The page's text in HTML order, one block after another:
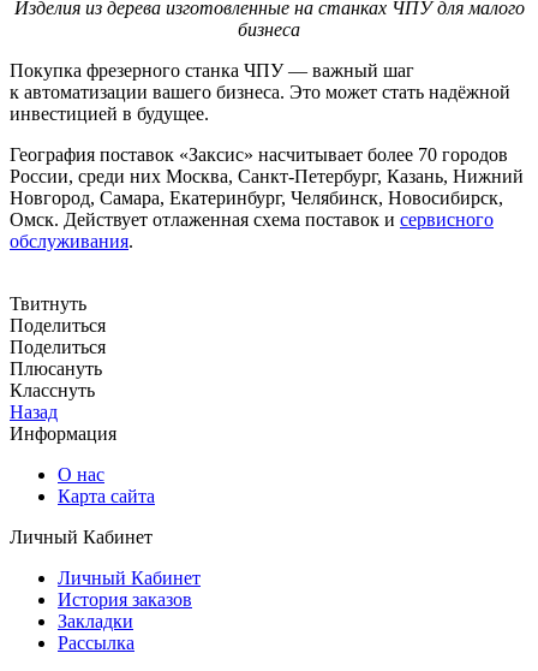
Изделия из дерева изготовленные на станках ЧПУ для малого
бизнеса
Покупка фрезерного станка ЧПУ — важный шаг
к автоматизации вашего бизнеса. Это может стать надёжной
инвестицией в будущее.
География поставок «Заксис» насчитывает более 70 городов
России, среди них Москва, Санкт-Петербург, Казань, Нижний
Новгород, Самара, Екатеринбург, Челябинск, Новосибирск,
Омск. Действует отлаженная схема поставок и сервисного
обслуживания.
Твитнуть
Поделиться
Поделиться
Плюсануть
Класснуть
Назад
Информация
О нас
Карта сайта
Личный Кабинет
Личный Кабинет
История заказов
Закладки
Рассылка